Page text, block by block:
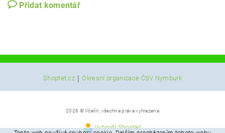
Přidat komentář
Shoptet.cz | Okresní organizace ČSV Nymburk
2026 © Včelín, všechna práva vyhrazena
Vytvořil Shoptet